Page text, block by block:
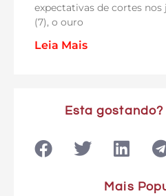
expectativas de cortes nos
(7), o ouro
Leia Mais
Esta
Mais